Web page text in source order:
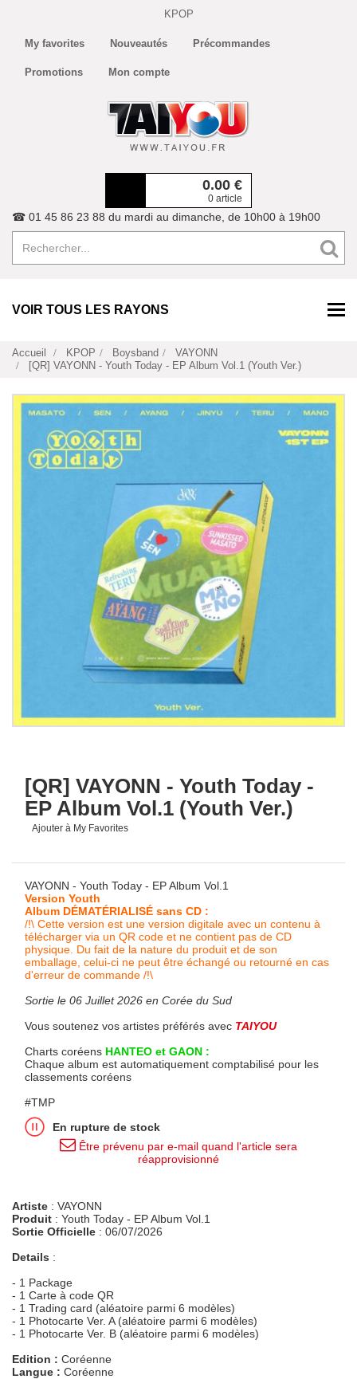
KPOP
My favorites Nouveautés Précommandes
Promotions Mon compte
0.00 €
0 article
☎ 01 45 86 23 88 du mardi au dimanche, de 10h00 à 19h00
VOIR TOUS LES RAYONS
Accueil KPOP Boysband
VAYONN
[QR] VAYONN - Youth Today - EP Album Vol.1 (Youth Ver.)
[QR] VAYONN - Youth Today -
EP Album Vol.1 (Youth Ver.)
Ajouter à My Favorites
VAYONN - Youth Today - EP Album Vol.1
Version Youth
Album DÉMATÉRIALISÉ sans CD :
/!\ Cette version est une version digitale avec un contenu à
télécharger via un QR code et ne contient pas de CD
physique. Du fait de la nature du produit et de son
emballage, celui-ci ne peut être échangé ou retourné en cas
d'erreur de commande /!\
Sortie le 06 Juillet 2026 en Corée du Sud
Vous soutenez vos artistes préférés avec TAIYOU
Charts coréens HANTEO et GAON :
Chaque album est automatiquement comptabilisé pour les
classements coréens
#TMP
En rupture de stock
Être prévenu par e-mail quand l'article sera
réapprovisionné
Artiste : VAYONN
Produit : Youth Today - EP Album Vol.1
Sortie Officielle : 06/07/2026
Details :
- 1 Package
- 1 Carte à code QR
- 1 Trading card (aléatoire parmi 6 modèles)
- 1 Photocarte Ver. A (aléatoire parmi 6 modèles)
- 1 Photocarte Ver. B (aléatoire parmi 6 modèles)
Edition : Coréenne
Langue : Coréenne